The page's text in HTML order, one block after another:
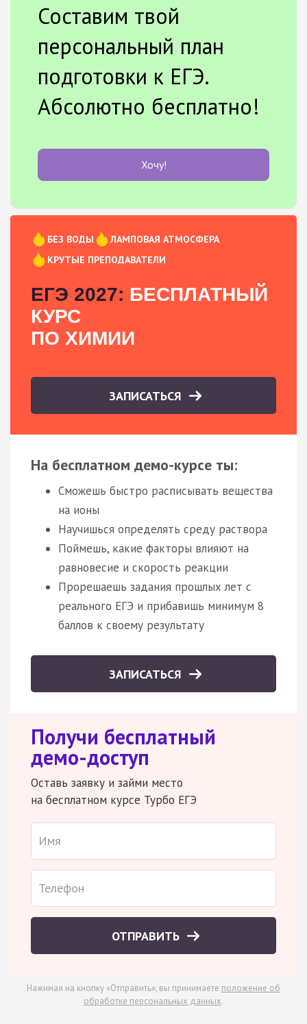
Составим твой
персональный план
подготовки к ЕГЭ.
Абсолютно бесплатно!
Хочу!
БЕЗ ВОДЫ
ЛАМПОВАЯ АТМОСФЕРА
КРУТЫЕ ПРЕПОДАВАТЕЛИ
ЕГЭ 2027: БЕСПЛАТНЫЙ
КУРС
ПО ХИМИИ
ЗАПИСАТЬСЯ
На бесплатном демо-курсе ты:
Сможешь быстро расписывать вещества
на ионы
Научишься определять среду раствора
Поймешь, какие факторы влияют на
равновесие и скорость реакции
Прорешаешь задания прошлых лет с
реального ЕГЭ и прибавишь минимум 8
баллов к своему результату
ЗАПИСАТЬСЯ
Получи бесплатный
демо-доступ
Оставь заявку и займи место
на бесплатном курсе Турбо ЕГЭ
ОТПРАВИТЬ
Нажимая на кнопку «Отправить», вы принимаете положение об
обработке персональных данных.